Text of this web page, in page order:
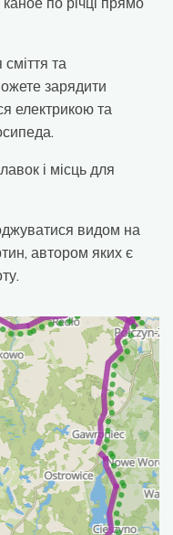
та
зарядити
електрикою та
і місць для
видом на
автором яких є